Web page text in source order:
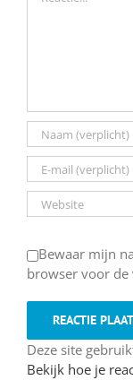
Bewaar mijn
browser voor de
Deze site
Bekijk hoe je